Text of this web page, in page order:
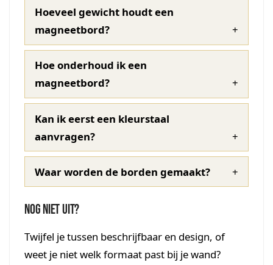
Hoeveel gewicht houdt een
magneetbord?
Hoe onderhoud ik een
magneetbord?
Kan ik eerst een kleurstaal
aanvragen?
Waar worden de borden gemaakt?
Nog niet uit?
Twijfel je tussen beschrijfbaar en design, of
weet je niet welk formaat past bij je wand?